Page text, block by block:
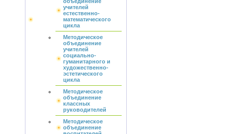
учителей
естественно-
математического
цикла
Методическое
объединение
учителей
социально-
гуманитарного и
художественно-
эстетического
цикла
Методическое
объединение
классных
руководителей
Методическое
объединение